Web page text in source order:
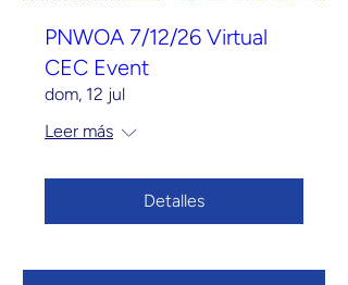
PNWOA 7/12/26 Virtual
CEC Event
dom, 12 jul
Leer más
Detalles